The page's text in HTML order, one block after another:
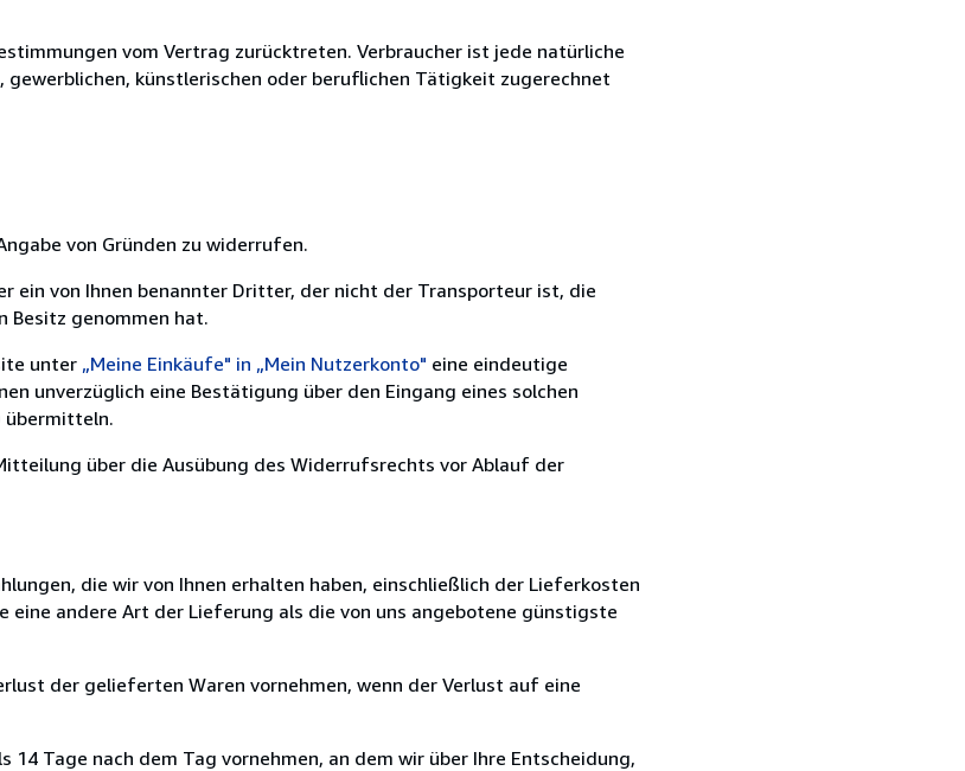
vom Vertrag zurücktreten. Verbraucher ist jede natürliche
künstlerischen oder beruflichen Tätigkeit zugerechnet
von Gründen zu widerrufen.
ein von Ihnen benannter Dritter, der nicht der Transporteur ist, die
Besitz genommen hat.
unter „Meine Einkäufe" in „Mein Nutzerkonto" eine eindeutige
unverzüglich eine Bestätigung über den Eingang eines solchen
übermitteln.
über die Ausübung des Widerrufsrechts vor Ablauf der
die wir von Ihnen erhalten haben, einschließlich der Lieferkosten
eine andere Art der Lieferung als die von uns angebotene günstigste
der gelieferten Waren vornehmen, wenn der Verlust auf eine
Tage nach dem Tag vornehmen, an dem wir über Ihre Entscheidung,